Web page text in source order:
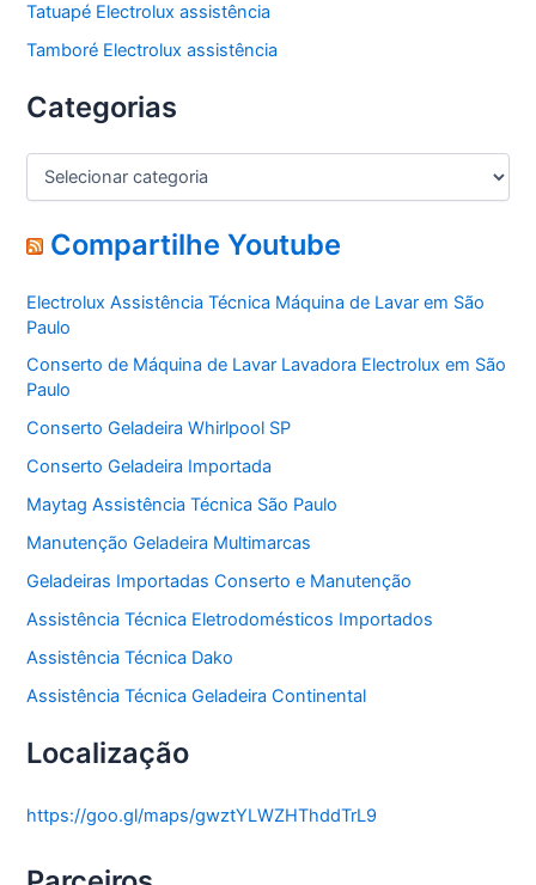
Tatuapé Electrolux assistência
Tamboré Electrolux assistência
Categorias
C
e
g
r
i
a
s
Compartilhe Youtube
Electrolux Assistência Técnica Máquina de Lavar em São
Paulo
Conserto de Máquina de Lavar Lavadora Electrolux em São
Paulo
Conserto Geladeira Whirlpool SP
Conserto Geladeira Importada
Maytag Assistência Técnica São Paulo
Manutenção Geladeira Multimarcas
Geladeiras Importadas Conserto e Manutenção
Assistência Técnica Eletrodomésticos Importados
Assistência Técnica Dako
Assistência Técnica Geladeira Continental
Localização
https://goo.gl/maps/gwztYLWZHThddTrL9